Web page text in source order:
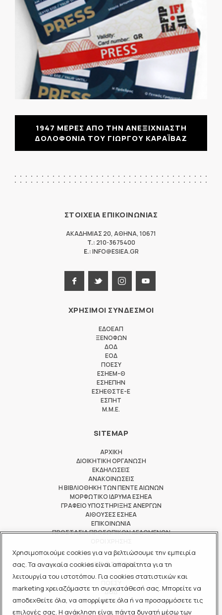
Χρησιμοποιούμε cookies για να βελτιώσουμε την εμπειρία
σας. Τα αναγκαία cookies είναι απαραίτητα για τη
λειτουργία του ιστοτόπου. Για cookies στατιστικών και
marketing χρειαζόμαστε τη συγκατάθεσή σας. Μπορείτε να
αποδεχθείτε όλα, να απορρίψετε όλα ή να προσαρμόσετε τις
επιλογές σας. Η ανάκληση είναι πάντα δυνατή μέσω των
1947 ΜΕΡΕΣ ΑΠΟ ΤΗΝ ΑΝΕΞΙΧΝΙΑΣΤΗ
ΔΟΛΟΦΟΝΙΑ ΤΟΥ ΓΙΩΡΓΟΥ ΚΑΡΑΪΒΑΖ
ΣΤΟΙΧΕΙΑ ΕΠΙΚΟΙΝΩΝΙΑΣ
ΑΚΑΔΗΜΙΑΣ 20, ΑΘΗΝΑ, 10671
T.: 210-3675400
E.:INFO@ESIEA.GR
ΧΡΗΣΙΜΟΙ ΣΥΝΔΕΣΜΟΙ
ΕΔΟΕΑΠ
ΞΕΝΟΦΩΝ
ΔΟΔ
ΕΟΔ
ΠΟΕΣΥ
ΕΣΗΕΜ-Θ
ΕΣΗΕΠΗΝ
ΕΣΗΕΘΣΤΕ-Ε
ΕΣΠΗΤ
M.M.E.
SITEMAP
ΑΡΧΙΚΗ
ΔΙΟΙΚΗΤΙΚΗ ΟΡΓΑΝΩΣΗ
ΕΚΔΗΛΩΣΕΙΣ
ΑΝΑΚΟΙΝΩΣΕΙΣ
Η ΒΙΒΛΙΟΘΗΚΗ ΤΩΝ ΠΕΝΤΕ ΑΙΩΝΩΝ
ΜΟΡΦΩΤΙΚΟ ΙΔΡΥΜΑ ΕΣΗΕΑ
ΓΡΑΦΕΙΟ ΥΠΟΣΤΗΡΙΞΗΣ ΑΝΕΡΓΩΝ
ΑΙΘΟΥΣΕΣ ΕΣΗΕΑ
ΕΠΙΚΟΙΝΩΝΙΑ
ΠΡΟΣΤΑΣΙΑ ΠΡΟΣΩΠΙΚΩΝ ΔΕΔΟΜΕΝΩΝ
ΜΕΛΟΣ ΤΩΝ
ΔΟΔ
ΕΟΔ